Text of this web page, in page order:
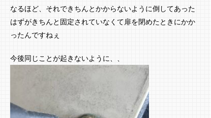
なるほど、それできちんとかからないように倒してあった
はずがきちんと固定されていなくて扉を閉めたときにかか
ったんですねぇ
今後同じことが起きないように、、